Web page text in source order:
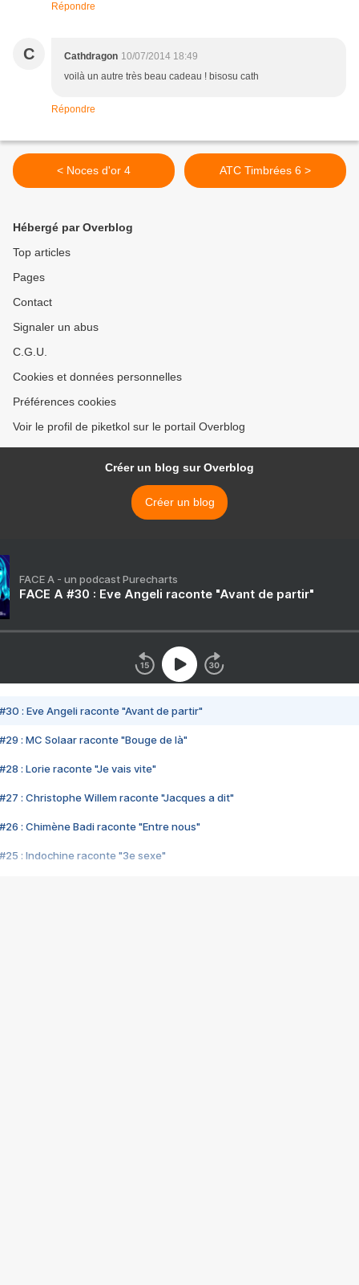
Répondre
C Cathdragon 10/07/2014 18:49
voilà un autre très beau cadeau ! bisosu cath
Répondre
< Noces d'or 4 ATC Timbrées 6 >
Hébergé par Overblog
Top articles
Pages
Contact
Signaler un abus
C.G.U.
Cookies et données personnelles
Préférences cookies
Voir le profil de piketkol sur le portail Overblog
Créer un blog sur Overblog
Créer un blog
FACE A - un podcast Purecharts
FACE A #30 : Eve Angeli raconte "Avant de partir"
#30 : Eve Angeli raconte "Avant de partir"
#29 : MC Solaar raconte "Bouge de là"
#28 : Lorie raconte "Je vais vite"
#27 : Christophe Willem raconte "Jacques a dit"
#26 : Chimène Badi raconte "Entre nous"
#25 : Indochine raconte "3e sexe"